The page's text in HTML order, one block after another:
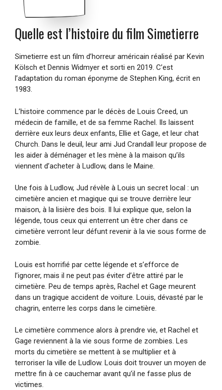
Quelle est l’histoire du film Simetierre
Simetierre est un film d’horreur américain réalisé par Kevin
Kölsch et Dennis Widmyer et sorti en 2019. C’est
l’adaptation du roman éponyme de Stephen King, écrit en
1983.
L’histoire commence par le décès de Louis Creed, un
médecin de famille, et de sa femme Rachel. Ils laissent
derrière eux leurs deux enfants, Ellie et Gage, et leur chat
Church. Dans le deuil, leur ami Jud Crandall leur propose de
les aider à déménager et les mène à la maison qu’ils
viennent d’acheter à Ludlow, dans le Maine.
Une fois à Ludlow, Jud révèle à Louis un secret local : un
cimetière ancien et magique qui se trouve derrière leur
maison, à la lisière des bois. Il lui explique que, selon la
légende, tous ceux qui enterrent un être cher dans ce
cimetière verront leur défunt revenir à la vie sous forme de
zombie.
Louis est horrifié par cette légende et s’efforce de
l’ignorer, mais il ne peut pas éviter d’être attiré par le
cimetière. Peu de temps après, Rachel et Gage meurent
dans un tragique accident de voiture. Louis, dévasté par le
chagrin, enterre les corps dans le cimetière.
Le cimetière commence alors à prendre vie, et Rachel et
Gage reviennent à la vie sous forme de zombies. Les
morts du cimetière se mettent à se multiplier et à
terroriser la ville de Ludlow. Louis doit trouver un moyen de
mettre fin à ce cauchemar avant qu’il ne fasse plus de
victimes.